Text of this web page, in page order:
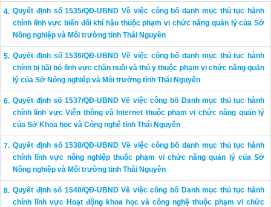
Quyết định số 1535/QĐ-UBND Về việc công bố danh mục thủ tục hành
chính lĩnh vực biến đổi khí hậu thuộc phạm vi chức năng quản lý của Sở
Nông nghiệp và Môi trường tỉnh Thái Nguyên
Quyết định số 1536/QĐ-UBND Về việc công bố danh mục thủ tục hành
chính bị bãi bỏ lĩnh vực chăn nuôi và thú y thuộc phạm vi chức năng quản
lý của Sở Nông nghiệp và Môi trường tỉnh Thái Nguyên
Quyết định số 1537/QĐ-UBND Về việc công bố Danh mục thủ tục hành
chính lĩnh vực Viễn thông và Internet thuộc phạm vi chức năng quản lý
của Sở Khoa học và Công nghệ tỉnh Thái Nguyên
Quyết định số 1538/QĐ-UBND Về việc công bố danh mục thủ tục hành
chính lĩnh vực nông nghiệp thuộc phạm vi chức năng quản lý của Sở
Nông nghiệp và Môi trường tỉnh Thái Nguyên
Quyết định số 1540/QĐ-UBND Về việc công bố Danh mục thủ tục hành
chính lĩnh vực Hoạt động khoa học và công nghệ thuộc phạm vi chức